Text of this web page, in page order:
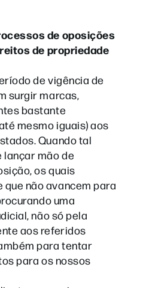
de oposições
de propriedade
de vigência de
surgir marcas,
bastante
mesmo iguais) aos
Quando tal
lançar mão de
os quais
não avancem para
uma
não só pela
aos referidos
para tentar
para os nossos